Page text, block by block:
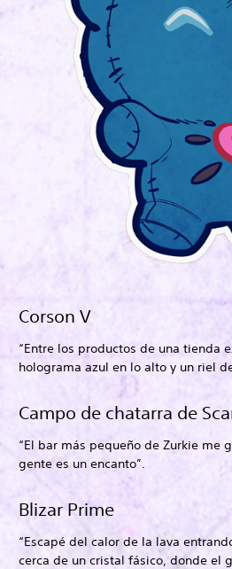
Corson V
“Entre los productos de una tienda
holograma azul en lo alto y un riel
Campo de chatarra de
“El bar más pequeño de Zurkie me
gente es un encanto”.
Blizar Prime
“Escapé del calor de la lava
cerca de un cristal fásico, donde el